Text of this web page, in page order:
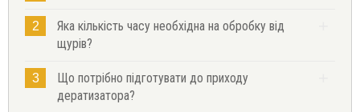
2
Яка кількість часу необхідна на обробку від
щурів?
3
Що потрібно підготувати до приходу
дератизатора?